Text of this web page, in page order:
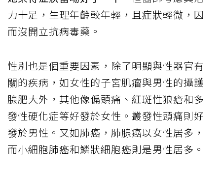
力十足，生理年齡較年輕，且症狀輕微，因
而沒開立抗病毒藥。
性別也是個重要因素，除了明顯與性器官有
關的疾病，如女性的子宮肌瘤與男性的攝護
腺肥大外，其他像偏頭痛、紅斑性狼瘡和多
發性硬化症等好發於女性。叢發性頭痛則好
發於男性。又如肺癌，肺腺癌以女性居多，
而小細胞肺癌和鱗狀細胞癌則是男性居多。